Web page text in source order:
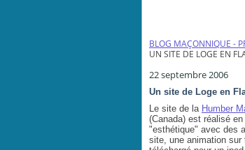
BLOG MAÇONNIQUE -
UN SITE DE LOGE EN
22 septembre 2006
Un site de Loge en
Le site de la Humber
(Canada) est réalisé
"esthétique" avec des
site, une animation